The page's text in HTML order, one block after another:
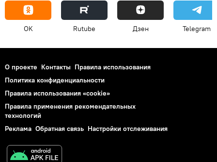
OK Rutube Дзен Telegram
О проекте Контакты Правила использования
Политика конфиденциальности
Правила использования «cookie»
Правила применения рекомендательных
технологий
Реклама Обратная связь Настройки отслеживания